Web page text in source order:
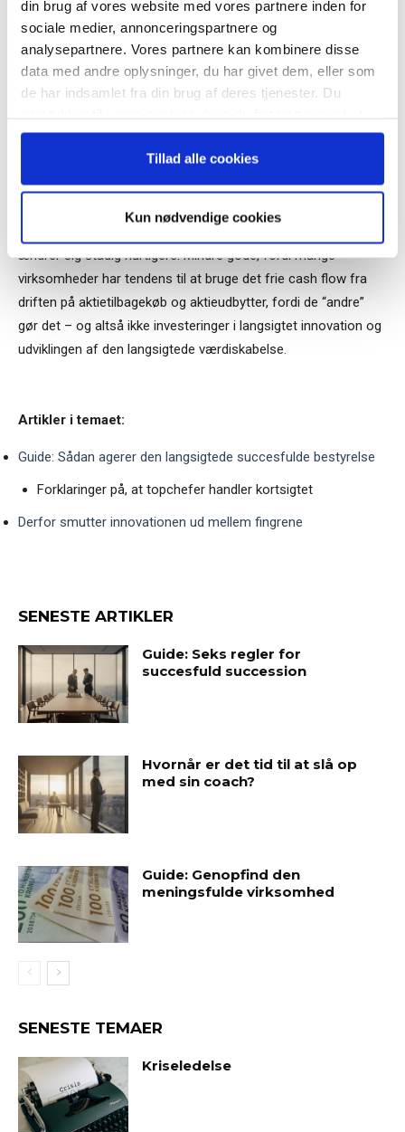
din brug af vores website med vores partnere inden for
sociale medier, annonceringspartnere og
analysepartnere. Vores partnere kan kombinere disse
data med andre oplysninger, du har givet dem, eller som
de har indsamlet fra din brug af deres tjenester. Du
anvende vores hjemmeside.
Tillad alle cookies
Kun nødvendige cookies
gode grunde til et kortsigtet fokus, hvis forretningen er stærkt
udfordret og nærmest skal reddes. Men de fleste teoribøger
dikterer, at det er afgørende for virksomhedens langsigtede
succes, at bestyrelsen også tænker meget langsigtet.
De seneste år er bestyrelsernes kikkert blevet stillet skarpere
på de nære målsætninger, og det er der både gode og mindre
gode forklaringer på.
ændrer sig stadig hurtigere. Mindre gode, fordi mange
virksomheder har tendens til at bruge det frie cash flow fra
driften på aktietilbagekøb og aktieudbytter, fordi de “andre”
gør det – og altså ikke investeringer i langsigtet innovation og
udviklingen af den langsigtede værdiskabelse.
Artikler i temaet:
Guide: Sådan agerer den langsigtede succesfulde bestyrelse
Forklaringer på, at topchefer handler kortsigtet
Derfor smutter innovationen ud mellem fingrene
SENESTE ARTIKLER
Guide: Seks regler for
succesfuld succession
Hvornår er det tid til at slå op
med sin coach?
Guide: Genopfind den
meningsfulde virksomhed
SENESTE TEMAER
Kriseledelse
Når du trykker "modtag bogen" bliver du tilmeldt
Bestyrelsesguidens ugentlige nyhedsbrev samt